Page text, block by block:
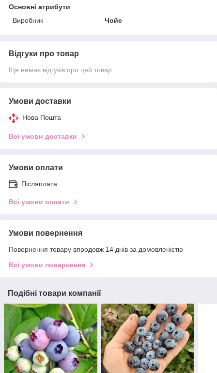
Основні атрибути
Виробник
Чойс
Відгуки про товар
Ще немає відгуків про цей товар
Умови доставки
Нова Пошта
Всі умови доставки
Умови оплати
Післяплата
Всі умови оплати
Умови повернення
Повернення товару впродовж 14 днів за домовленістю
Всі умови повернення
Подібні товари компанії